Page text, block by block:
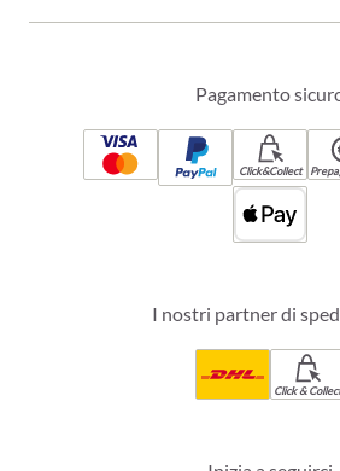
Pagamento
Click&Collect
I nostri partner di
Click & Collect